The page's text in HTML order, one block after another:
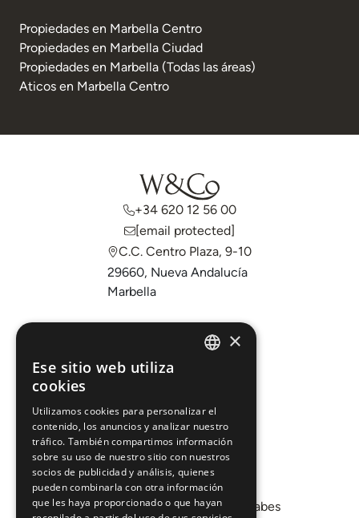
Propiedades en Marbella Centro
Propiedades en Marbella Ciudad
Propiedades en Marbella (Todas las áreas)
Aticos en Marbella Centro
+34 620 12 56 00
[email protected]
C.C. Centro Plaza, 9-10
29660, Nueva Andalucía
Marbella
Sobre nosotros
Áreas
Promociones
Departamento de Mercados Árabes
×
Ese sitio web utiliza
cookies
Utilizamos cookies para personalizar el
contenido, los anuncios y analizar nuestro
tráfico. También compartimos información
sobre su uso de nuestro sitio con nuestros
socios de publicidad y análisis, quienes
pueden combinarla con otra información
que les haya proporcionado o que hayan